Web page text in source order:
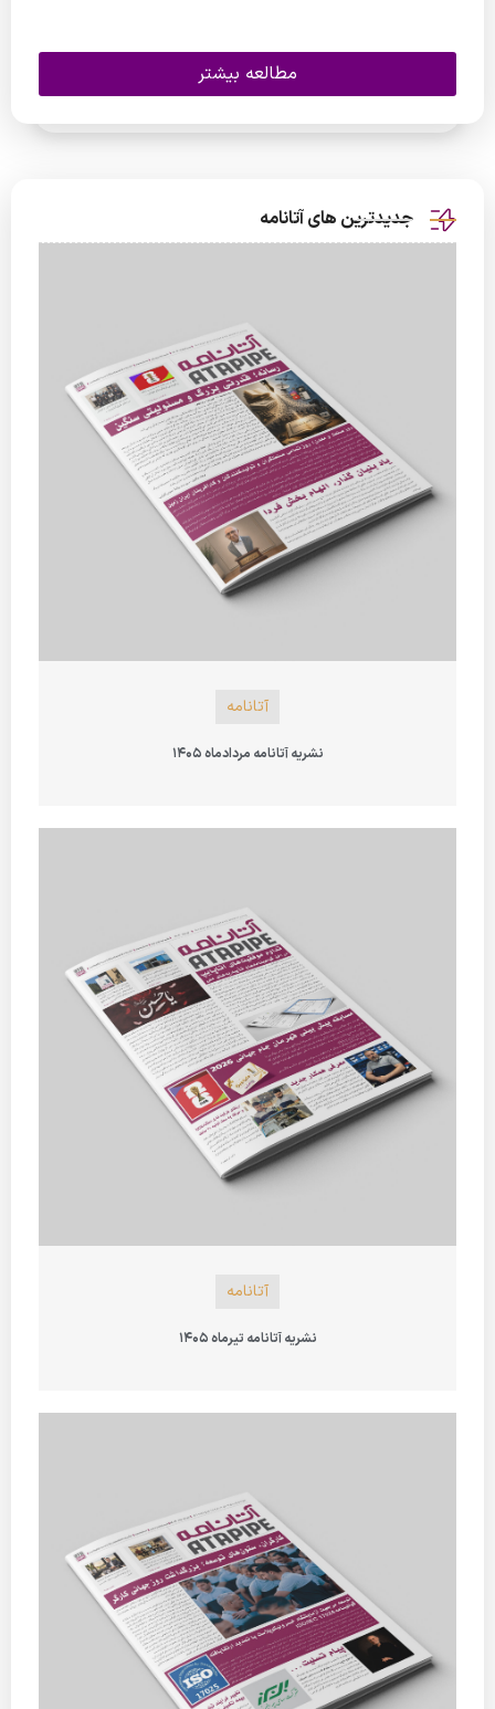
مطالعه بیشتر
جدیدترین های آتانامه
آتانامه
نشریه آتانامه مردادماه 1405
آتانامه
نشریه آتانامه تیرماه 1405